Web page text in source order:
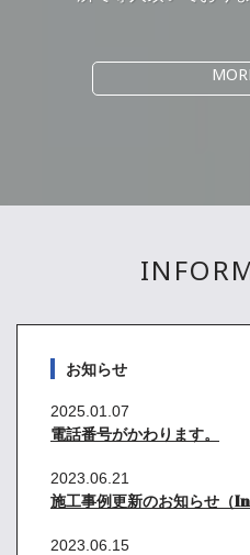
お知らせ
電話番号がかわります。
2025.01.07
施工事例更新のお知らせ（
2023.06.21
2023.06.15